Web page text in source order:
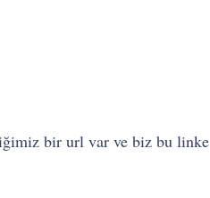
bir url var ve biz bu linke